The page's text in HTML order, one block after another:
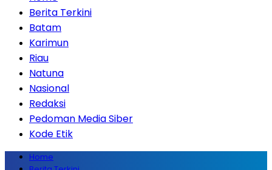
Berita Terkini
Batam
Karimun
Riau
Natuna
Nasional
Redaksi
Pedoman Media Siber
Kode Etik
Home